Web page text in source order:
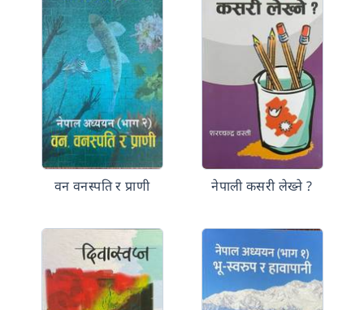
वन वनस्पति र प्राणी नेपाली कसरी लेख्ने ?